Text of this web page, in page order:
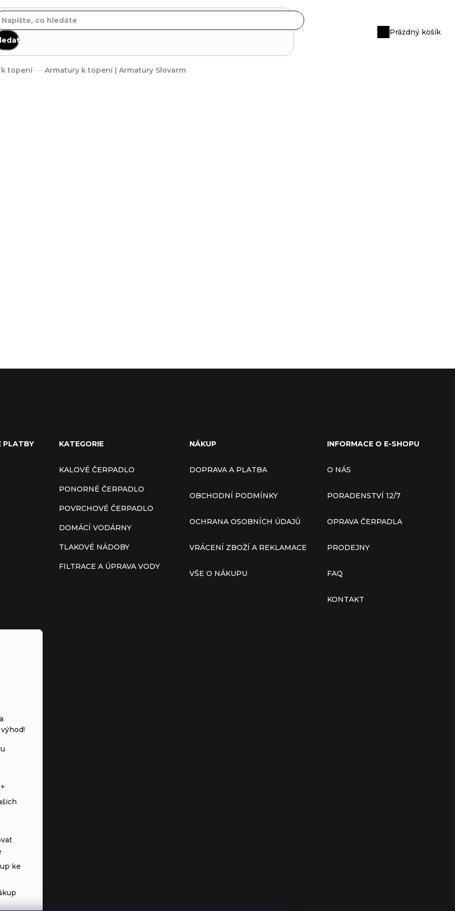
Nákupní
Prázdný košík
k topení Armatury k topení | Armatury Slovarm
PLATBY KATEGORIE
KALOVÉ ČERPADLO
PONORNÉ ČERPADLO
POVRCHOVÉ ČERPADLO
DOMÁCÍ VODÁRNY
TLAKOVÉ NÁDOBY
FILTRACE A ÚPRAVA VODY
NÁKUP
DOPRAVA A PLATBA
OBCHODNÍ PODMÍNKY
OCHRANA OSOBNÍCH ÚDAJŮ
VRÁCENÍ ZBOŽÍ A REKLAMACE
VŠE O NÁKUPU
INFORMACE O E-SHOPU
O NÁS
PORADENSTVÍ 12/7
OPRAVA ČERPADLA
PRODEJNY
FAQ
KONTAKT
ke